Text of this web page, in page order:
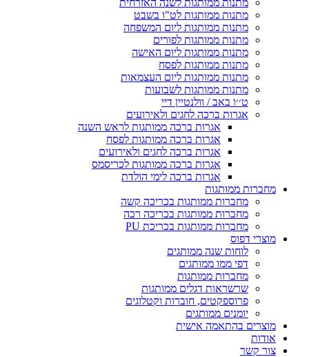
מתנות ממותגות לשנה האזרחית
מתנות ממותגות לט"ו בשבט
מתנות ממותגות ליום המשפחה
מתנות ממותגות לפורים
מתנות ממותגות ליום האישה
מתנות ממותגות לפסח
מתנות ממותגות ליום העצמאות
מתנות ממותגות לשבועות
ט׳׳ו באב / וולנטיין דיי
אגרות ברכה לחגים ולאירועים
אגרות ברכה ממותגות לראש השנה
אגרות ברכה ממותגות לפסח
אגרות ברכה לחגים ולאירועים
אגרות ברכה ממותגות לכריסמס
אגרות ברכה לימי הולדת
מחברות ממותגות
מחברות ממותגות בכריכה קשה
מחברות ממותגות בכריכה רכה
מחברות ממותגות בכריכת PU
מוצרי דפוס
לוחות שנה ממותגים
דפי ממו ממותגים
מחברות ממותגות
שרשראות דגלים ממותגות
פרוספקטים, חוברות וקטלוגים
יומנים ממותגים
מוצרים בהתאמה אישית
אודות
צור קשר